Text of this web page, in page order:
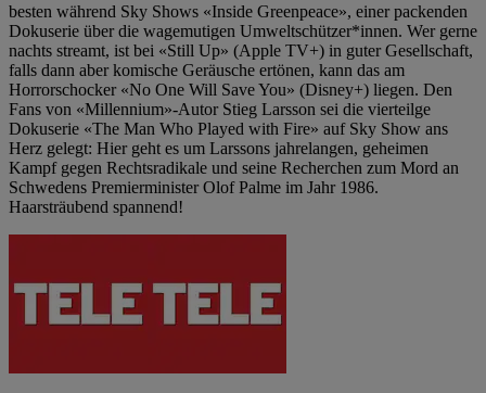
besten während Sky Shows «Inside Greenpeace», einer packenden
Dokuserie über die wagemutigen Umweltschützer*innen. Wer gerne
nachts streamt, ist bei «Still Up» (Apple TV+) in guter Gesellschaft,
falls dann aber komische Geräusche ertönen, kann das am
Horrorschocker «No One Will Save You» (Disney+) liegen. Den
Fans von «Millennium»-Autor Stieg Larsson sei die vierteilge
Dokuserie «The Man Who Played with Fire» auf Sky Show ans
Herz gelegt: Hier geht es um Larssons jahrelangen, geheimen
Kampf gegen Rechtsradikale und seine Recherchen zum Mord an
Schwedens Premierminister Olof Palme im Jahr 1986.
Haarsträubend spannend!